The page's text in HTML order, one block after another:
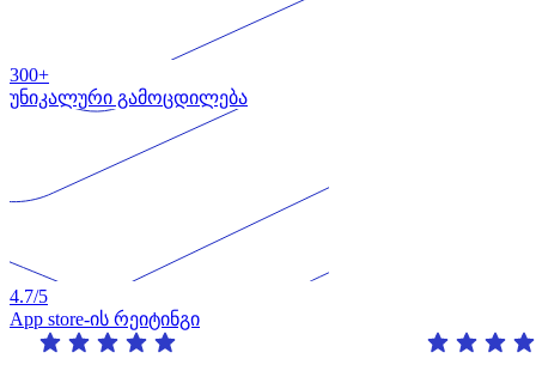
300+
უნიკალური გამოცდილება
4.7/5
App store-ის რეიტინგი